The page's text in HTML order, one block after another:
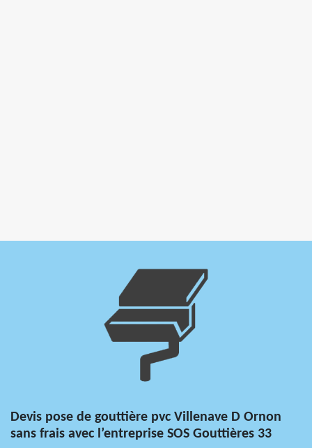
Devis pose de gouttière pvc Villenave D Ornon
sans frais avec l’entreprise SOS Gouttières 33